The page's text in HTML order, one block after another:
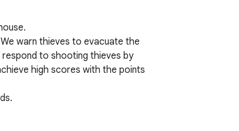
warn thieves to evacuate the
to shooting thieves by
high scores with the points